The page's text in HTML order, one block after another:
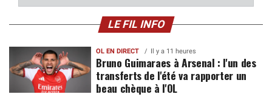
LE FIL INFO
OL EN DIRECT Il y a 11 heures
Bruno Guimaraes à Arsenal : l'un des
transferts de l'été va rapporter un
beau chèque à l'OL